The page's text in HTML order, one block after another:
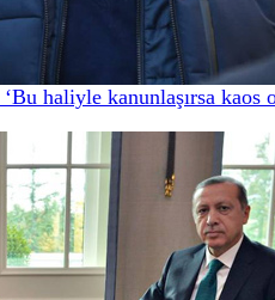
haliyle kanunlaşırsa kaos